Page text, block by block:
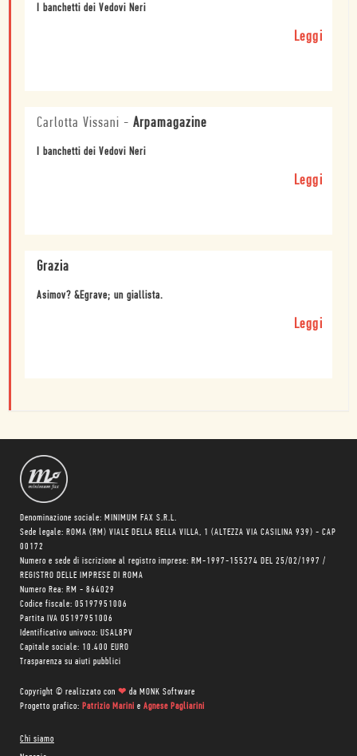
I banchetti dei Vedovi Neri
Leggi
Carlotta Vissani - Arpamagazine
I banchetti dei Vedovi Neri
Leggi
Grazia
Asimov? &Egrave; un giallista.
Leggi
Denominazione sociale: MINIMUM FAX S.R.L.
Sede legale: ROMA (RM) VIALE DELLA BELLA VILLA, 1 (ALTEZZA VIA CASILINA 939) - CAP
00172
Numero e sede di iscrizione al registro imprese: RM-1997-155274 DEL 25/02/1997 /
REGISTRO DELLE IMPRESE DI ROMA
Numero Rea: RM - 864029
Codice fiscale: 05197951006
Partita IVA 05197951006
Identificativo univoco: USAL8PV
Capitale sociale: 10.400 EURO
Trasparenza su aiuti pubblici
Copyright © realizzato con ❤ da MONK Software
Progetto grafico: Patrizio Marini e Agnese Pagliarini
Chi siamo